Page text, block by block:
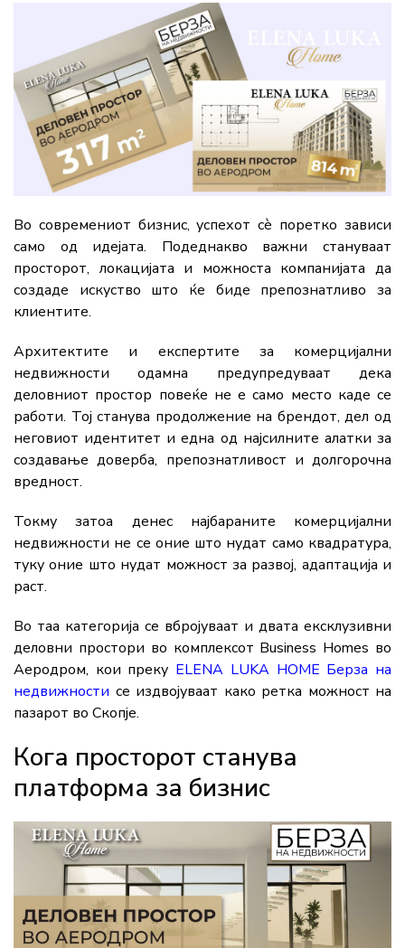
Во современиот бизнис, успехот сè поретко зависи
само од идејата. Подеднакво важни стануваат
просторот, локацијата и можноста компанијата да
создаде искуство што ќе биде препознатливо за
клиентите.
Архитектите и експертите за комерцијални
недвижности одамна предупредуваат дека
деловниот простор повеќе не е само место каде се
работи. Тој станува продолжение на брендот, дел од
неговиот идентитет и една од најсилните алатки за
создавање доверба, препознатливост и долгорочна
вредност.
Токму затоа денес најбараните комерцијални
недвижности не се оние што нудат само квадратура,
туку оние што нудат можност за развој, адаптација и
раст.
Во таа категорија се вбројуваат и двата ексклузивни
деловни простори во комплексот Business Homes во
Аеродром, кои преку ELENA LUKA HOME Берза на
недвижности се издвојуваат како ретка можност на
пазарот во Скопје.
Кога просторот станува
платформа за бизнис